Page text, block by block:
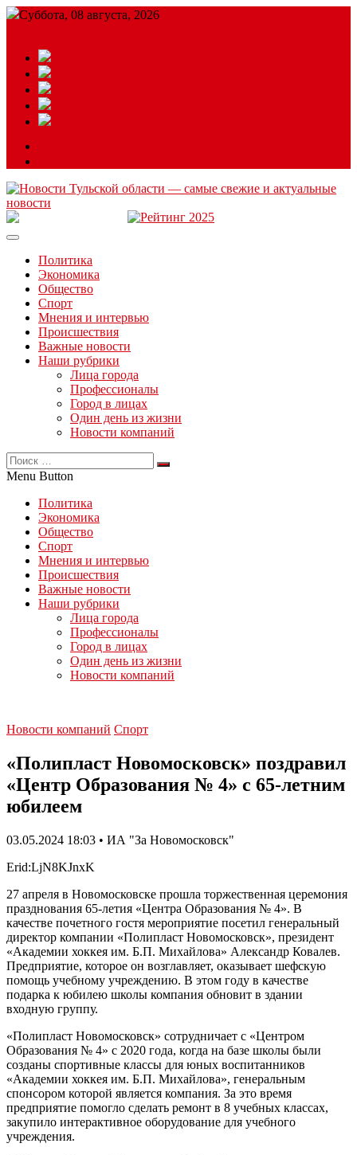
Суббота, 08 августа, 2026
Читайте последние новости дня в Тульской области на сайте
Политика
Экономика
Общество
Спорт
Мнения и интервью
Происшествия
Важные новости
Наши рубрики
Лица города
Профессионалы
Город в лицах
Один день из жизни
Новости компаний
Menu Button
Политика
Экономика
Общество
Спорт
Мнения и интервью
Происшествия
Важные новости
Наши рубрики
Лица города
Профессионалы
Город в лицах
Один день из жизни
Новости компаний
Новости компаний Спорт
«Полипласт Новомосковск» поздравил
«Центр Образования № 4» с 65-летним
юбилеем
03.05.2024 18:03 • ИА "За Новомосковск"
Erid:LjN8KJnxK
27 апреля в Новомосковске прошла торжественная церемония
празднования 65-летия «Центра Образования № 4». В
качестве почетного гостя мероприятие посетил генеральный
директор компании «Полипласт Новомосковск», президент
«Академии хоккея им. Б.П. Михайлова» Александр Ковалев.
Предприятие, которое он возглавляет, оказывает шефскую
помощь учебному учреждению. В этом году в качестве
подарка к юбилею школы компания обновит в здании
входную группу.
«Полипласт Новомосковск» сотрудничает с «Центром
Образования № 4» с 2020 года, когда на базе школы были
созданы спортивные классы для юных воспитанников
«Академии хоккея им. Б.П. Михайлова», генеральным
спонсором которой является компания. За это время
предприятие помогло сделать ремонт в 8 учебных классах,
закупило интерактивное оборудование для учебного
учреждения.